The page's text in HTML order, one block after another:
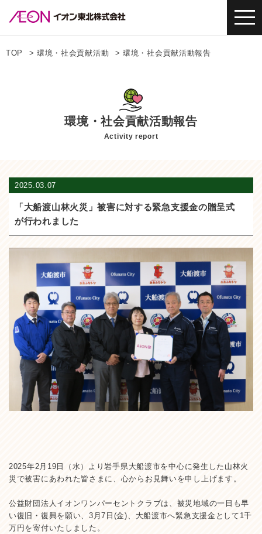
TOP 環境・社会貢献活動 環境・社会貢献活動報告
環境・社会貢献活動報告
Activity report
2025.03.07
「大船渡山林火災」被害に対する緊急支援金の贈呈式
が行われました
2025年2月19日（水）より岩手県大船渡市を中心に発生した山林火
災で被害にあわれた皆さまに、心からお見舞いを申し上げます。
公益財団法人イオンワンパーセントクラブは、被災地域の一日も早
い復旧・復興を願い、3月7日(金)、大船渡市へ緊急支援金として1千
万円を寄付いたしました。